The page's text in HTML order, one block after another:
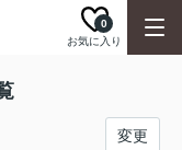
お気に入り
0
変更